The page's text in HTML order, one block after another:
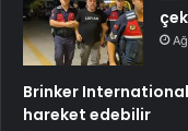
Brinker International
hareket edebilir